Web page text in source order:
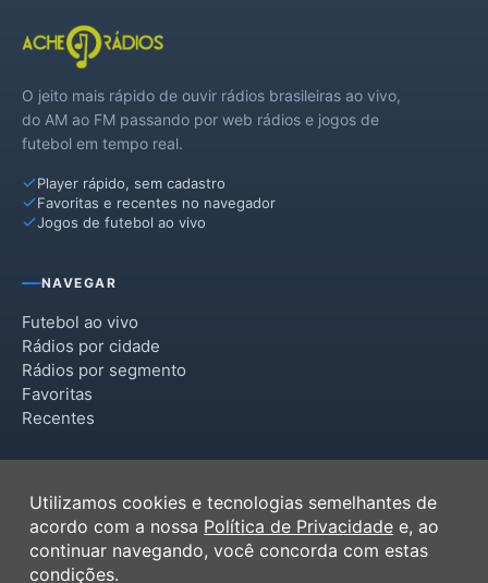
O jeito mais rápido de ouvir rádios brasileiras ao vivo,
do AM ao FM passando por web rádios e jogos de
futebol em tempo real.
Player rápido, sem cadastro
Favoritas e recentes no navegador
Jogos de futebol ao vivo
NAVEGAR
Futebol ao vivo
Rádios por cidade
Rádios por segmento
Favoritas
Recentes
Termos de Uso
Política de Privacidade
Ferramentas
Utilizamos cookies e tecnologias semelhantes de
acordo com a nossa Política de Privacidade e, ao
continuar navegando, você concorda com estas
condições.